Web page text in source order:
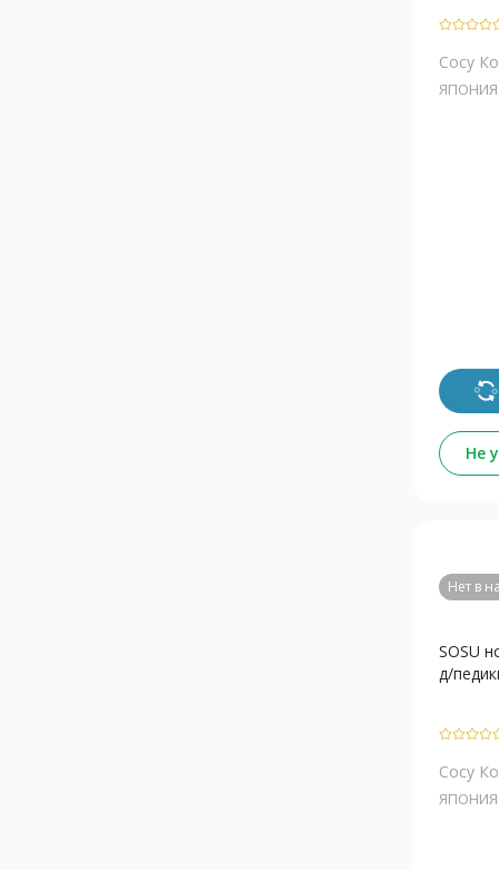
Сосу
ЯПОНИЯ
Не
Нет в
SOSU
д/
Сосу
ЯПОНИЯ